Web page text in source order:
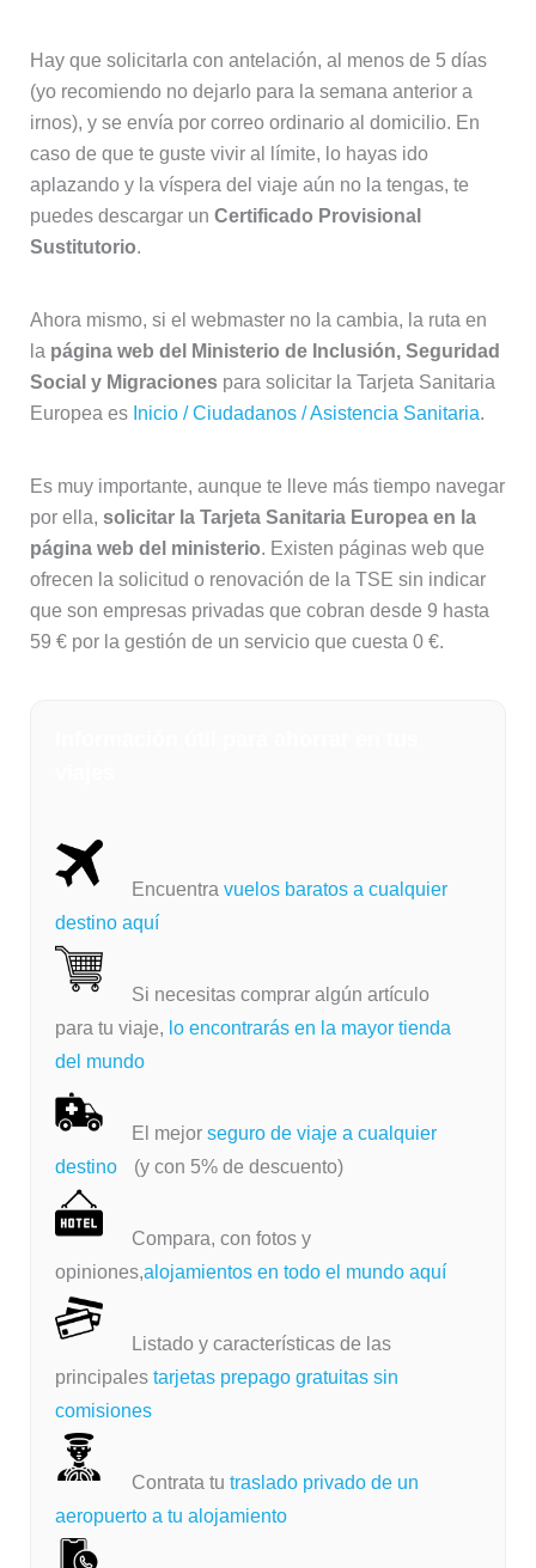
Hay que solicitarla con antelación, al menos de 5 días
(yo recomiendo no dejarlo para la semana anterior a
irnos), y se envía por correo ordinario al domicilio. En
caso de que te guste vivir al límite, lo hayas ido
aplazando y la víspera del viaje aún no la tengas, te
puedes descargar un Certificado Provisional
Sustitutorio.
Ahora mismo, si el webmaster no la cambia, la ruta en
la página web del Ministerio de Inclusión, Seguridad
Social y Migracionespara solicitar la Tarjeta Sanitaria
Europea es Inicio / Ciudadanos / Asistencia Sanitaria.
Es muy importante, aunque te lleve más tiempo navegar
por ella, solicitar la Tarjeta Sanitaria Europea en la
página web del ministerio. Existen páginas web que
ofrecen la solicitud o renovación de la TSE sin indicar
que son empresas privadas que cobran desde 9 hasta
59 € por la gestión de un servicio que cuesta 0 €.
Encuentra vuelos baratos a cualquier
destino aquí
Si necesitas comprar algún artículo
para tu viaje, lo encontrarás en la mayor tienda
del mundo
El mejor seguro de viaje a cualquier
destino
(y con 5% de descuento)
Compara, con fotos y
opiniones,alojamientos en todo el mundo aquí
Listado y características de las
principalestarjetas prepago gratuitas sin
comisiones
Contrata tu traslado privado de un
aeropuerto a tu alojamiento